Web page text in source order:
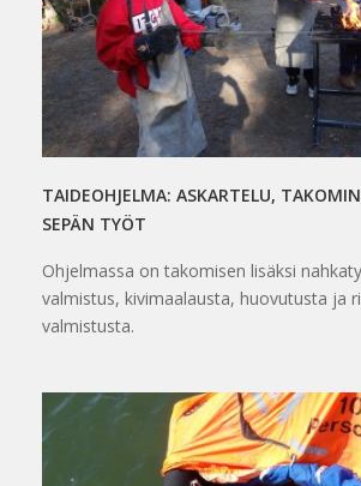
TAIDEOHJELMA: ASKARTELU,
SEPÄN TYÖT
Ohjelmassa on takomisen lisäksi
valmistus, kivimaalausta, huovutusta ja
valmistusta.